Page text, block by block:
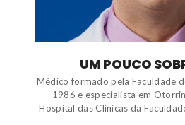
UM POUCO
Médico formado pela Faculdade
1986 e especialista em
Hospital das Clínicas da